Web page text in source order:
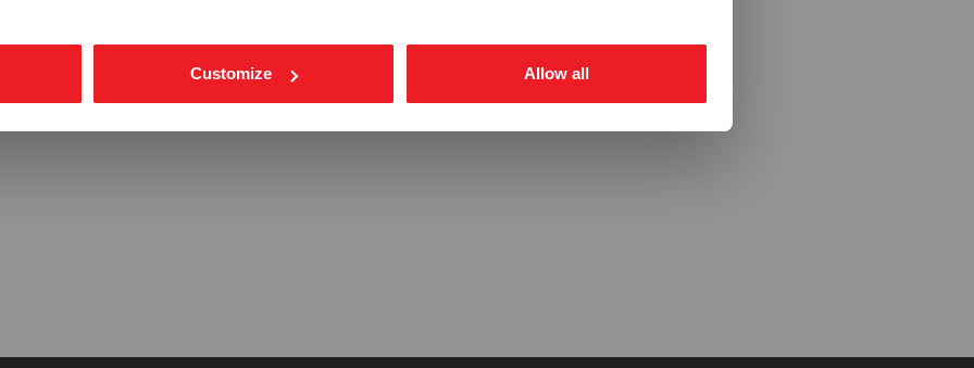
Customize Allow all